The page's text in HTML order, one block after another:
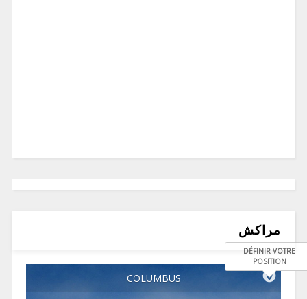
مراكش
COLUMBUS
DÉFINIR VOTRE
POSITION